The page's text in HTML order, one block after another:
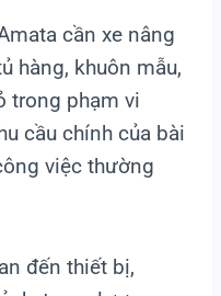
cần xe nâng
hàng, khuôn mẫu,
trong phạm vi
cầu chính của bài
việc thường
đến thiết bị,